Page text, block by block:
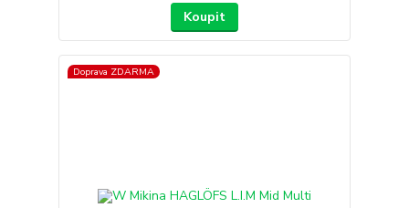
Koupit
Doprava ZDARMA